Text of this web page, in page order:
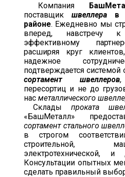
Компания
поставщик швеллера в
районе. Ежедневно мы
вперед, навстречу
эффективному
расширяя круг
надежное
подтверждается
сортамент швеллеров,
пересортиц и не до
нас металлического
Склады проката
«БашМеталл»
сортамент стального
в строгом
строительной,
электротехнической, и
Консультации опытных
сделать правильный